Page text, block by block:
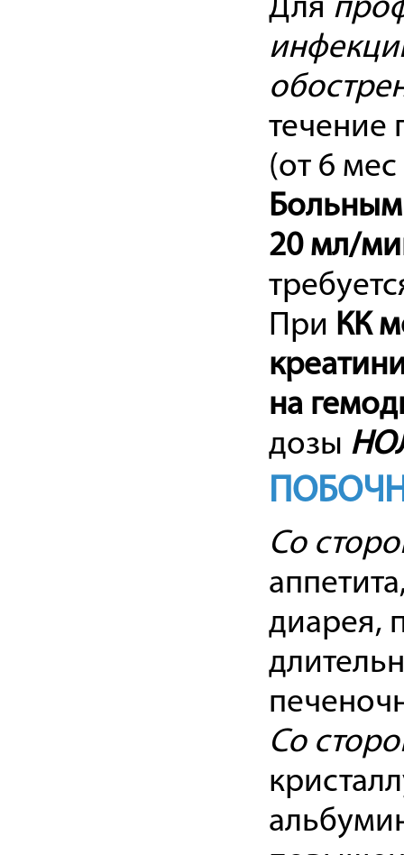
Для
течение
(от 6
20 мл/
При КК
на
дозы
Со
диарея,
Со